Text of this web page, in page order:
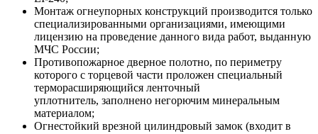
Монтаж огнеупорных конструкций производится только
специализированными организациями, имеющими
лицензию на проведение данного вида работ, выданную
МЧС России;
Противопожарное дверное полотно, по периметру
которого с торцевой части проложен специальный
терморасширяющийся ленточный
уплотнитель, заполнено негорючим минеральным
материалом;
Огнестойкий врезной цилиндровый замок (входит в